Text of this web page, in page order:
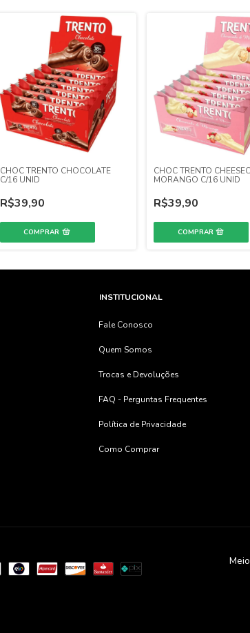
CHOC TRENTO CHOCOLATE
C/16 UNID
R$39,90
CHOC TRENTO
MORANGO C/16 UNID
R$39,90
INSTITUCIONAL
Fale Conosco
Quem Somos
Trocas e Devoluções
FAQ - Perguntas Frequentes
Política de Privacidade
Como Comprar